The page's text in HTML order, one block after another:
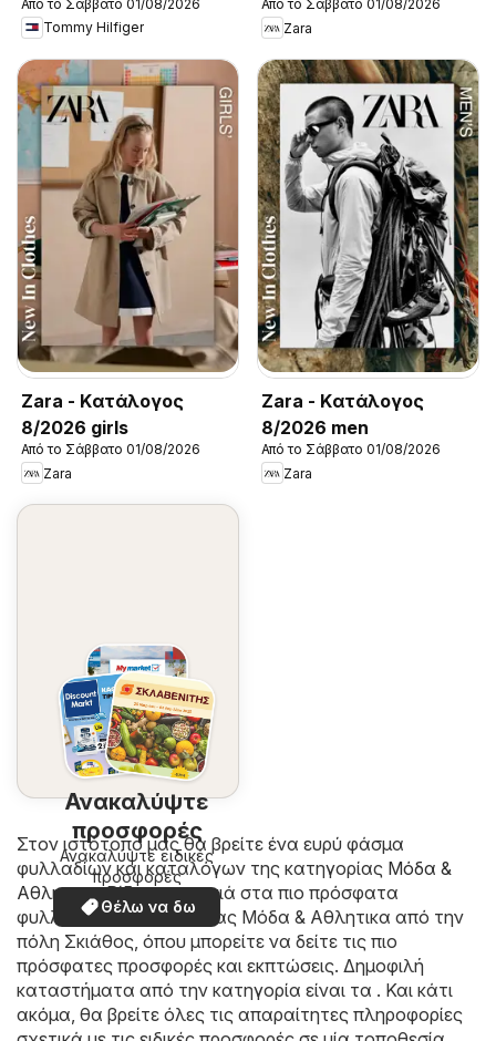
New in Men
Από το Σάββατο 01/08/2026
Tommy Hilfiger
Από το Σάββατο 01/08/2026
Zara
Zara - Kατάλογος
8/2026 girls
Από το Σάββατο 01/08/2026
Zara
Zara - Kατάλογος
8/2026 men
Από το Σάββατο 01/08/2026
Zara
Ανακαλύψτε
προσφορές
Ανακαλύψτε ειδικές
προσφορές
Θέλω να δω
Στον ιστότοπο μας θα βρείτε ένα ευρύ φάσμα
φυλλαδίων και καταλόγων της κατηγορίας Μόδα &
Aθλητικα. Ρίξτε μια ματιά στα πιο πρόσφατα
φυλλάδια της κατηγορίας Μόδα & Aθλητικα από την
πόλη Σκιάθος, όπου μπορείτε να δείτε τις πιο
πρόσφατες προσφορές και εκπτώσεις. Δημοφιλή
καταστήματα από την κατηγορία είναι τα . Και κάτι
ακόμα, θα βρείτε όλες τις απαραίτητες πληροφορίες